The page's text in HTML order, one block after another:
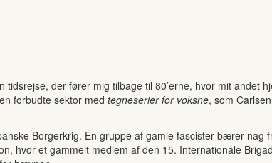
tidsrejse, der fører mig tilbage til 80’erne, hvor mit
forbudte sektor med tegneserier for voksne, som
Borgerkrig. En gruppe af gamle fascister bærer
hvor et gammelt medlem af den 15. Internationale